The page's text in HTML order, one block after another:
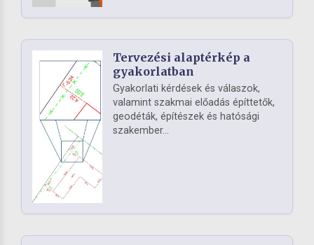
Tervezési alaptérkép a
gyakorlatban
Gyakorlati kérdések és válaszok,
valamint szakmai előadás építtetők,
geodéták, építészek és hatósági
szakember...